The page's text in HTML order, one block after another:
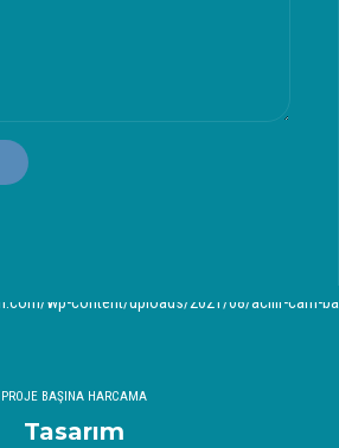
PROJE BAŞINA HARCAMA
Tasarım